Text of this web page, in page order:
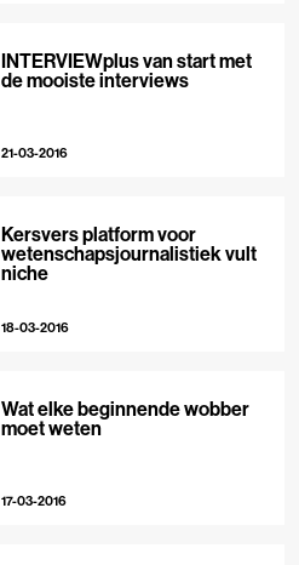
INTERVIEWplus van start met
de mooiste interviews
21-03-2016
Kersvers platform voor
wetenschapsjournalistiek vult
niche
18-03-2016
Wat elke beginnende wobber
moet weten
17-03-2016